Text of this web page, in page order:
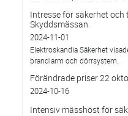
Intresse för säkerhet
Skyddsmässan.
2024-11-01
Elektroskandia Säkerhet
brandlarm och dörrsystem.
Förändrade priser 22
2024-10-16
Intensiv mässhöst för